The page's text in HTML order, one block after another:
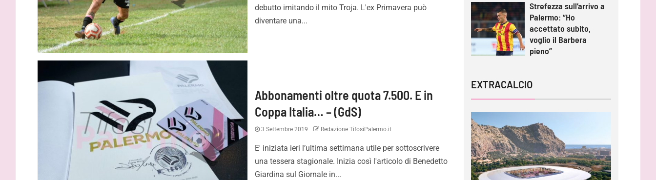
debutto imitando il mito Troja. L'ex Primavera può
diventare una...
Abbonamenti oltre quota 7.500. E in
Coppa Italia… – (GdS)
3 Settembre 2019 Redazione TifosiPalermo.it
E' iniziata ieri l’ultima settimana utile per sottoscrivere
una tessera stagionale. Inizia così l'articolo di Benedetto
Giardina sul Giornale in...
Strefezza sull’arrivo a
Palermo: “Ho
accettato subito,
voglio il Barbera
pieno”
EXTRACALCIO